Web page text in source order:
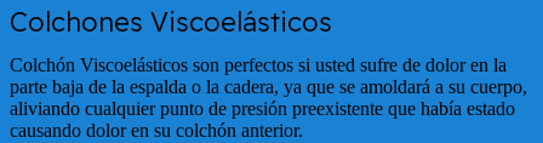
Colchones Viscoelásticos
Colchón Viscoelásticos son perfectos si usted sufre de dolor en la
parte baja de la espalda o la cadera, ya que se amoldará a su cuerpo,
aliviando cualquier punto de presión preexistente que había estado
causando dolor en su colchón anterior.